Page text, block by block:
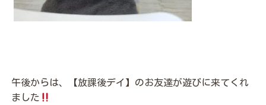
午後からは、【放課後デイ】のお友達が遊びに来てくれ
ました